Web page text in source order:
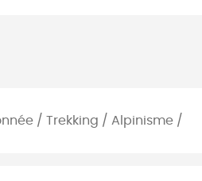
/ Trekking / Alpinisme /